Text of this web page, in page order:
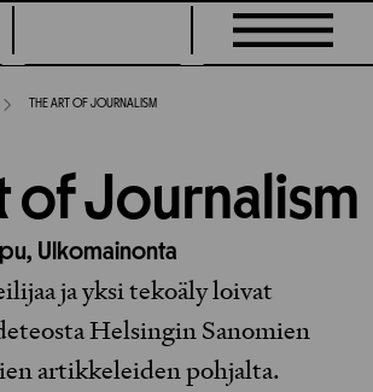
THE ART OF JOURNALISM
of Journalism
Ulkomainonta
ja yksi tekoäly loivat
Helsingin Sanomien
artikkeleiden pohjalta.